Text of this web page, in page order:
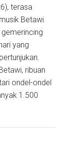
terasa
Betawi
yang
ribuan
ondel-ondel
1.500